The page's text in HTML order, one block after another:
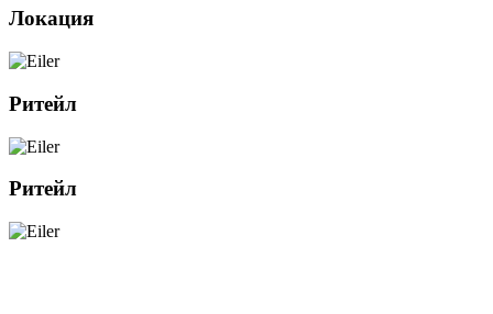
Локация
Ритейл
Ритейл